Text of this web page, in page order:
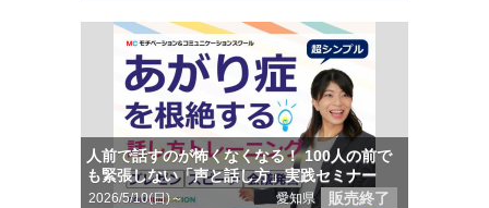
人前で話すのが怖くなくなる！ 100人の前で
も緊張しない「声と話し方」実践セミナー
2026/5/10(日)～ 愛知県 販売終了